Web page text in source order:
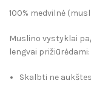
100% medvilnė
Muslino vystyklai
lengvai prižiūrėdami:
Skalbti ne